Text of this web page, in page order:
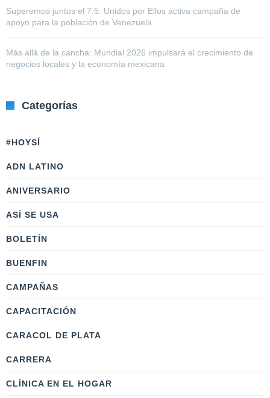
Superemos juntos el 7.5: Unidos por Ellos activa campaña de
apoyo para la población de Venezuela
Más allá de la cancha: Mundial 2026 impulsará el crecimiento de
negocios locales y la economía mexicana
Categorías
#HOYSÍ
ADN LATINO
ANIVERSARIO
ASÍ SE USA
BOLETÍN
BUENFIN
CAMPAÑAS
CAPACITACIÓN
CARACOL DE PLATA
CARRERA
CLÍNICA EN EL HOGAR